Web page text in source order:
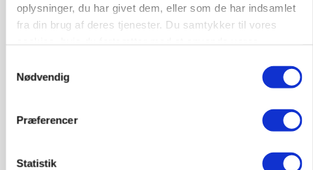
oplysninger, du har givet dem, eller som de har indsamlet
fra din brug af deres tjenester. Du samtykker til vores
Nødvendig
Præferencer
Statistik
Grise
06. aug.
Rørlægger / håndmand søges til